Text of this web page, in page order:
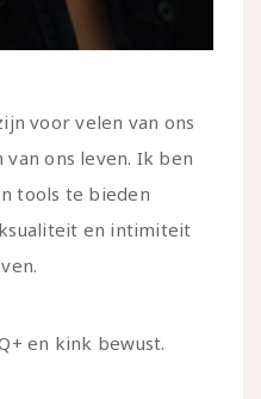
voor velen van ons
ons leven. Ik ben
tools te bieden
en intimiteit
en kink bewust.